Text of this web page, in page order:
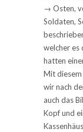
→ Osten,
Soldaten,
welcher es
hatten
Mit diesem
wir nach
auch das
Kopf und